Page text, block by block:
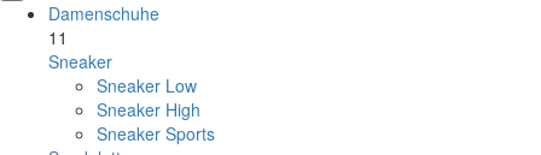
Damenschuhe
11
Sneaker
Sneaker Low
Sneaker High
Sneaker Sports